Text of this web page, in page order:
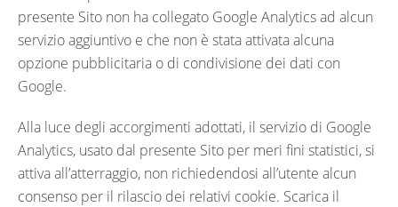
presente Sito non ha collegato Google Analytics ad alcun
servizio aggiuntivo e che non è stata attivata alcuna
opzione pubblicitaria o di condivisione dei dati con
Google.
Alla luce degli accorgimenti adottati, il servizio di Google
Analytics, usato dal presente Sito per meri fini statistici, si
attiva all’atterraggio, non richiedendosi all’utente alcun
consenso per il rilascio dei relativi cookie. Scarica il